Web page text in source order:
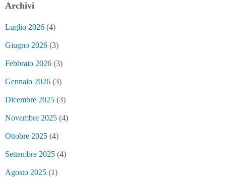
Archivi
Luglio 2026 (4)
Giugno 2026 (3)
Febbraio 2026 (3)
Gennaio 2026 (3)
Dicembre 2025 (3)
Novembre 2025 (4)
Ottobre 2025 (4)
Settembre 2025 (4)
Agosto 2025 (1)